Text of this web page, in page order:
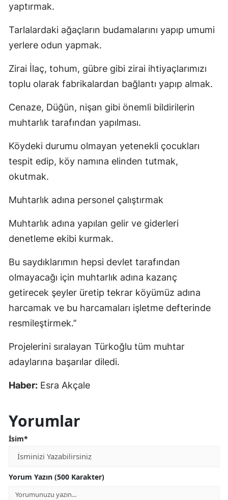
yaptırmak.
Tarlalardaki ağaçların budamalarını yapıp umumi
yerlere odun yapmak.
Zirai İlaç, tohum, gübre gibi zirai ihtiyaçlarımızı
toplu olarak fabrikalardan bağlantı yapıp almak.
Cenaze, Düğün, nişan gibi önemli bildirilerin
muhtarlık tarafından yapılması.
Köydeki durumu olmayan yetenekli çocukları
tespit edip, köy namına elinden tutmak,
okutmak.
Muhtarlık adına personel çalıştırmak
Muhtarlık adına yapılan gelir ve giderleri
denetleme ekibi kurmak.
Bu saydıklarımın hepsi devlet tarafından
olmayacağı için muhtarlık adına kazanç
getirecek şeyler üretip tekrar köyümüz adına
harcamak ve bu harcamaları işletme defterinde
resmileştirmek.’’
Projelerini sıralayan Türkoğlu tüm muhtar
adaylarına başarılar diledi.
Haber: Esra Akçale
Yorumlar
İsim*
Yorum Yazın (500 Karakter)